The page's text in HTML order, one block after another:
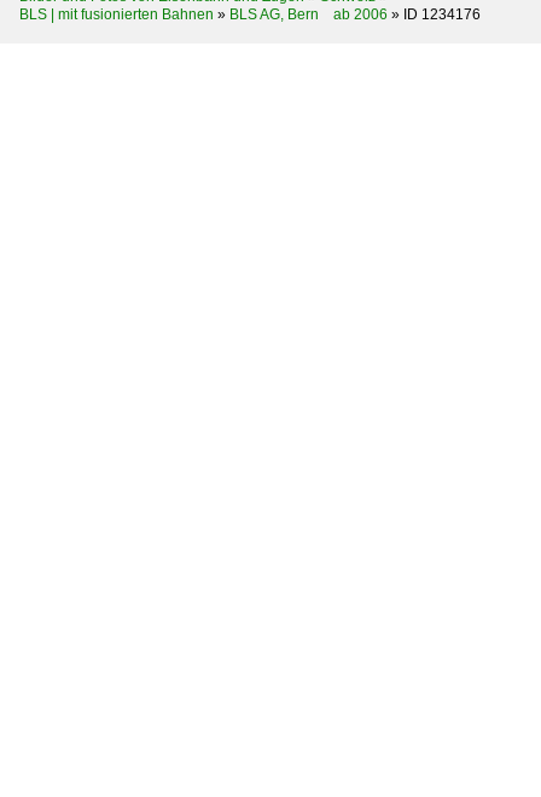
BLS | mit fusionierten Bahnen » BLS AG, Bern ab 2006 » ID 1234176